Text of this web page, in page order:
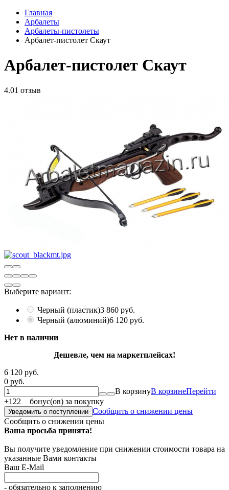
Главная
Арбалеты
Арбалеты-пистолеты
Арбалет-пистолет Скаут
Арбалет-пистолет Скаут
4.01 отзыв
Выберите вариант:
Черный (пластик)3 860 руб.
Черный (алюминий)6 120 руб.
Нет в наличии
Дешевле, чем на маркетплейсах!
6 120 руб.
0 руб.
В корзинуВ корзинеПерейти
+122 бонус(ов) за покупку
Уведомить о поступлении Сообщить о снижении цены
Сообщить о снижении цены
Ваша просьба принята!
Вы получите уведомление при снижении стоимости товара на
указанные Вами контакты
Ваш E-Mail
- обязательно к заполнению